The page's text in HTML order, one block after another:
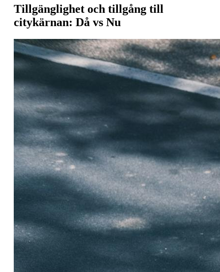
Tillgänglighet och tillgång till
citykärnan: Då vs Nu